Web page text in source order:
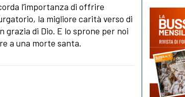
l’importanza di offrire
la migliore carità verso di
grazia di Dio. E lo sprone per noi
a una morte santa.